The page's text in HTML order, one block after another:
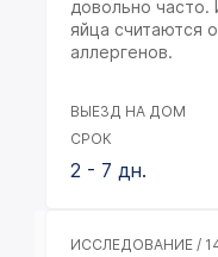
довольно часто.
яйца считаются
аллергенов.
ВЫЕЗД НА ДОМ
СРОК
2 - 7 дн.
ИССЛЕДОВАНИЕ /